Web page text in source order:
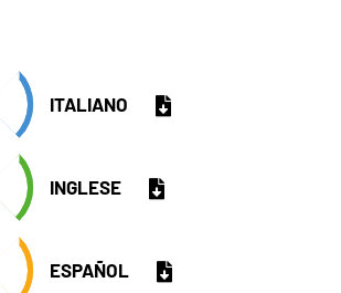
ITALIANO
INGLESE
ESPAÑOL